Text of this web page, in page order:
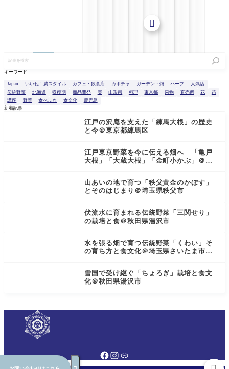
を
索
キーワード
Japan いいね！農スタイル カフェ・飲食店 カボチャ ガーデン・畑 ハーブ
人気店
伝統野菜
北海道 収穫期 商品開発 実 山形県 料理 東京都 果物 直売所 花
苗
講座
野菜 食べ歩き 食文化
鹿児島
新着記事
江戸の沢庵を支えた「練馬大根」の歴史
と今＠東京都練馬区
江戸東京野菜を今に伝える畑へ 「亀戸
大根」「大蔵大根」「金町小かぶ」＠東
山あいの地で育つ「秩父黄金のかぼす」
とそのはじまり＠埼玉県秩父市
伏流水に育まれる伝統野菜「三関せり」
の栽培と食＠秋田県湯沢市
水を張る畑で育つ伝統野菜「くわい」そ
の育ち方と食文化＠埼玉県さいたま市見
雪国で受け継ぐ「ちょろぎ」栽培と食文
化＠秋田県湯沢市
